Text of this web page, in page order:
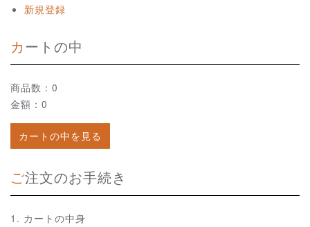
新規登録
カートの中
商品数：0
金額：0
カートの中を見る
ご注文のお手続き
カートの中身